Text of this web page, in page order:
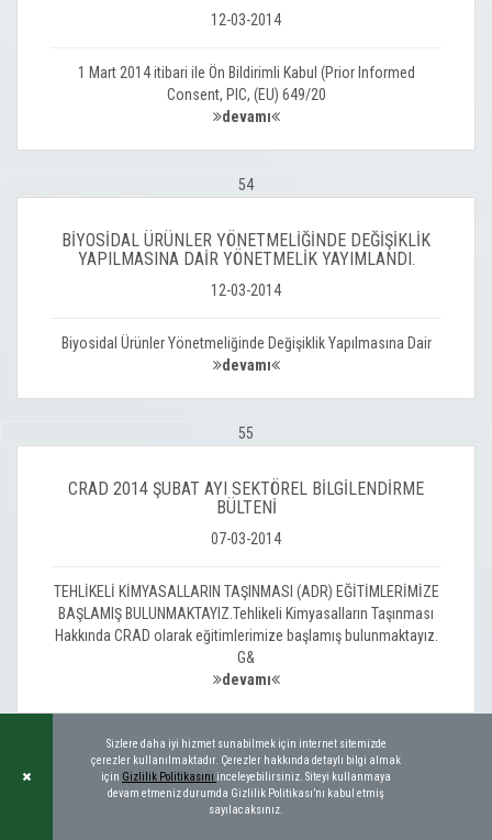
12-03-2014
1 Mart 2014 itibari ile Ön Bildirimli Kabul (Prior Informed
Consent, PIC, (EU) 649/20
devamı
54
BİYOSİDAL ÜRÜNLER YÖNETMELİĞİNDE DEĞİŞİKLİK
YAPILMASINA DAİR YÖNETMELİK YAYIMLANDI.
12-03-2014
Biyosidal Ürünler Yönetmeliğinde Değişiklik Yapılmasına Dair
devamı
55
CRAD 2014 ŞUBAT AYI SEKTÖREL BİLGİLENDİRME
BÜLTENİ
07-03-2014
TEHLİKELİ KİMYASALLARIN TAŞINMASI (ADR) EĞİTİMLERİMİZE
BAŞLAMIŞ BULUNMAKTAYIZ.Tehlikeli Kimyasalların Taşınması
Hakkında CRAD olarak eğitimlerimize başlamış bulunmaktayız.
G&
devamı
56
31 MART - 4 NİSAN CHEMCON EUROPE 2014
İSTANBUL'DA
Sizlere daha iyi hizmet sunabilmek için internet sitemizde
çerezler kullanılmaktadır. Çerezler hakkında detaylı bilgi almak
için Gizlilik Politikasını inceleyebilirsiniz. Siteyi kullanmaya
devam etmeniz durumda Gizlilik Politikası’nı kabul etmiş
sayılacaksınız.